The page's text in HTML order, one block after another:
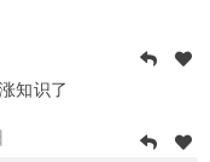
知识了